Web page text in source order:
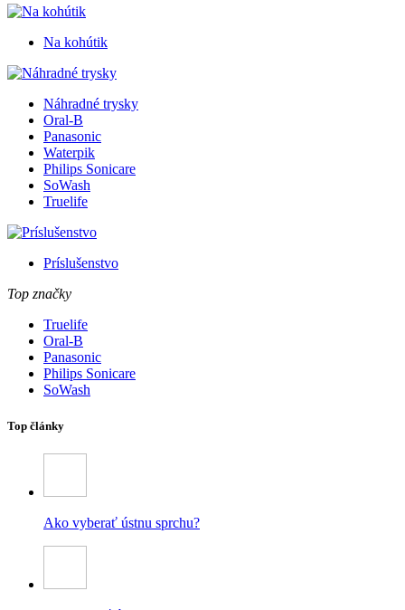
Na kohútik
Náhradné trysky
Oral-B
Panasonic
Waterpik
Philips Sonicare
SoWash
Truelife
Príslušenstvo
Top značky
Truelife
Oral-B
Panasonic
Philips Sonicare
SoWash
Top články
Ako vyberať ústnu sprchu?